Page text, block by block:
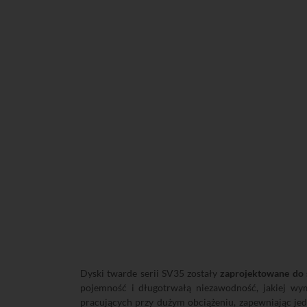
Dyski twarde serii SV35 zostały zaprojektowane do
pojemność i długotrwałą niezawodność, jakiej
pracujących przy dużym obciążeniu, zapewniając